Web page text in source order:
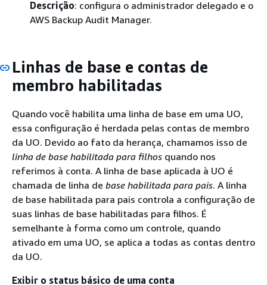
Descrição: configura o administrador delegado e o
AWS Backup Audit Manager.
Linhas de base e contas de
membro habilitadas
Quando você habilita uma linha de base em uma UO,
essa configuração é herdada pelas contas de membro
da UO. Devido ao fato da herança, chamamos isso de
linha de base habilitada para filhos quando nos
referimos à conta. A linha de base aplicada à UO é
chamada de linha de base habilitada para pais. A linha
de base habilitada para pais controla a configuração de
suas linhas de base habilitadas para filhos. É
semelhante à forma como um controle, quando
ativado em uma UO, se aplica a todas as contas dentro
da UO.
Exibir o status básico de uma conta